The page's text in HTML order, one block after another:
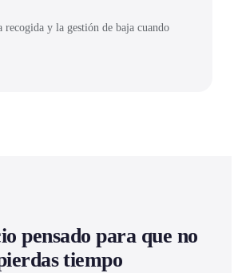
recogida y la gestión de baja cuando
pensado para que no
tiempo